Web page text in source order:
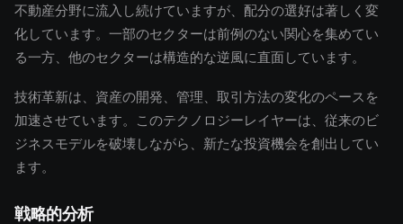
不動産分野に流入し続けていますが、配分の選好は著しく変
化しています。一部のセクターは前例のない関心を集めてい
る一方、他のセクターは構造的な逆風に直面しています。
技術革新は、資産の開発、管理、取引方法の変化のペースを
加速させています。このテクノロジーレイヤーは、従来のビ
ジネスモデルを破壊しながら、新たな投資機会を創出してい
ます。
戦略的分析